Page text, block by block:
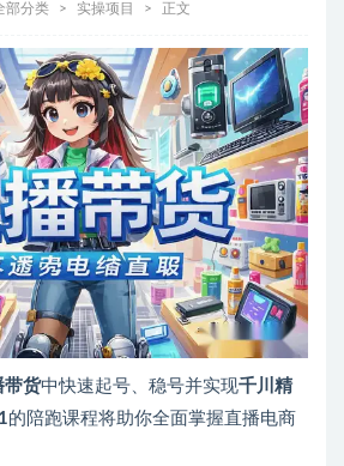
部分类 实操项目 正文
带货中快速起号、稳号并实现千川精
的陪跑课程将助你全面掌握直播电商